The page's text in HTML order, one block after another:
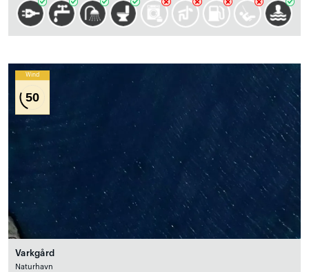
Wind
50
Varkgård
Naturhavn